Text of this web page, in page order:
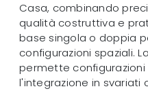
Casa, combinando
qualità costruttiva e
base singola o doppia
configurazioni spaziali.
permette
l'integrazione in svariati